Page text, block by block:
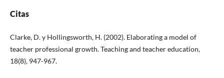
Citas
Clarke, D. y Hollingsworth, H. (2002). Elaborating a model of
teacher professional growth. Teaching and teacher education,
18(8), 947-967.